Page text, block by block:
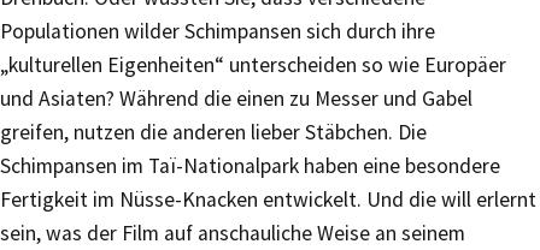
Populationen wilder Schimpansen sich durch ihre
„kulturellen Eigenheiten“ unterscheiden so wie Europäer
und Asiaten? Während die einen zu Messer und Gabel
greifen, nutzen die anderen lieber Stäbchen. Die
Schimpansen im Taï-Nationalpark haben eine besondere
Fertigkeit im Nüsse-Knacken entwickelt. Und die will erlernt
sein, was der Film auf anschauliche Weise an seinem